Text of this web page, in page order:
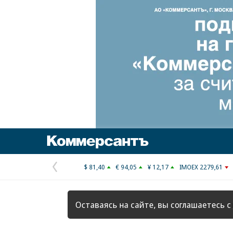
Предыдущая
страница
$ 81,40 € 94,05 ¥ 12,17 IMOEX 2279,61
Оставаясь на сайте, вы соглашаетесь с